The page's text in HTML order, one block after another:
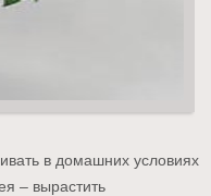
в домашних условиях
– вырастить